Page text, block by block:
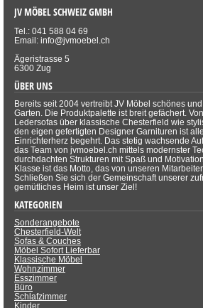
JV MÖBEL SCHWEIZ GMBH
Tel.: 041 588 04 69
Email: info@jvmoebel.ch
Ägeristrasse 5
6300 Zug
ÜBER UNS
Bereits seit 2004 vertreibt JV Möbel schönes
Garten. Die Produktpalette ist breit gefächert.
Ledersofas über klassische Chesterfield wie
den eigen gefertigten Designer Garnituren ist
Einrichterherz begehrt. Das stetig wachsende
das Team von jvmoebel.ch mittels modernster
durchdachten Strukturen mit Spaß und
Klasse ist das Motto, das von unseren
Schließen Sie sich der Gemeinschaft unserer
gemütliches Heim ist unser Ziel!
KATEGORIEN
Sonderangebote
Chesterfield-Welt
Sofas & Couches
Möbel Sofort Lieferbar
Klassische Möbel
Wohnzimmer
Esszimmer
Büro
Schlafzimmer
Kinder